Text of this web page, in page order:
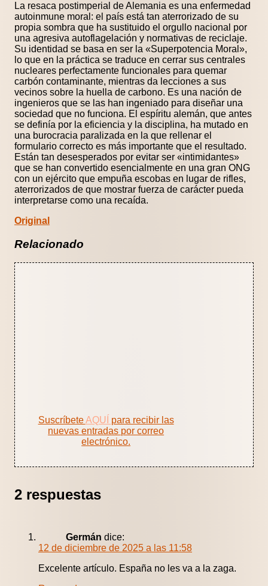
La resaca postimperial de Alemania es una enfermedad
autoinmune moral: el país está tan aterrorizado de su
propia sombra que ha sustituido el orgullo nacional por
una agresiva autoflagelación y normativas de reciclaje.
Su identidad se basa en ser la «Superpotencia Moral»,
lo que en la práctica se traduce en cerrar sus centrales
nucleares perfectamente funcionales para quemar
carbón contaminante, mientras da lecciones a sus
vecinos sobre la huella de carbono. Es una nación de
ingenieros que se las han ingeniado para diseñar una
sociedad que no funciona. El espíritu alemán, que antes
se definía por la eficiencia y la disciplina, ha mutado en
una burocracia paralizada en la que rellenar el
formulario correcto es más importante que el resultado.
Están tan desesperados por evitar ser «intimidantes»
que se han convertido esencialmente en una gran ONG
con un ejército que empuña escobas en lugar de rifles,
aterrorizados de que mostrar fuerza de carácter pueda
interpretarse como una recaída.
Original
Relacionado
SuscríbeteAQUÍ para recibir las
nuevas entradas por correo
electrónico.
2 respuestas
Germán dice:
12 de diciembre de 2025 a las 11:58
Excelente artículo. España no les va a la zaga.